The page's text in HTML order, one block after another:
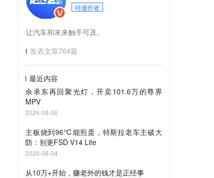
特邀作者
让汽车和未来触手可及。
发表文章764篇
最近内容
余承东再回聚光灯，开卖101.6万的尊界
MPV
2026-08-06
主板烧到96℃能煎蛋，特斯拉老车主破大
防：别更FSD V14 Lite
2026-08-04
从10万+开始，赚老外的钱才是正经事